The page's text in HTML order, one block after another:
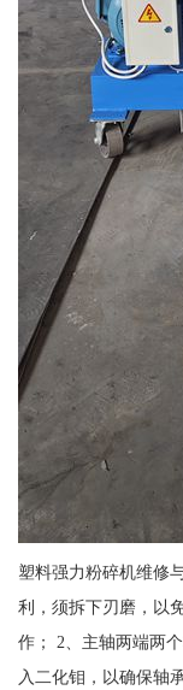
塑料强力粉碎机维修
利，须拆下刃磨，以
作； 2、主轴两端两
入二化钼，以确保轴